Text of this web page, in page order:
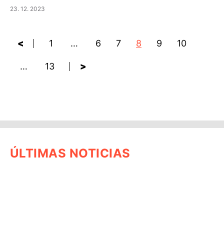
23. 12. 2023
< 1 … 6 7 8 9 10
… 13 >
ÚLTIMAS NOTICIAS